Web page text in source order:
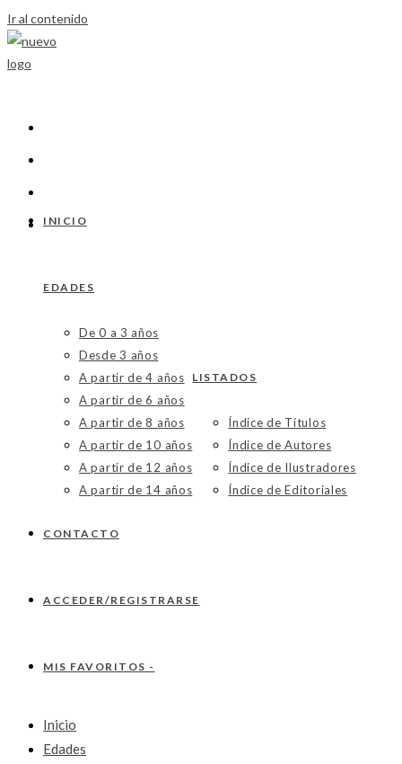
Ir al contenido
INICIO
EDADES
De 0 a 3 años
Desde 3 años
A partir de 4 años
A partir de 6 años
A partir de 8 años
A partir de 10 años
A partir de 12 años
A partir de 14 años
LISTADOS
Índice de Títulos
Índice de Autores
Índice de Ilustradores
Índice de Editoriales
CONTACTO
ACCEDER/REGISTRARSE
MIS FAVORITOS -
Inicio
Edades